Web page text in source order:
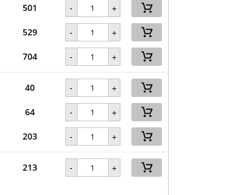
501 - +
529 - +
704 - +
40 - +
64 - +
203 - +
213 - +